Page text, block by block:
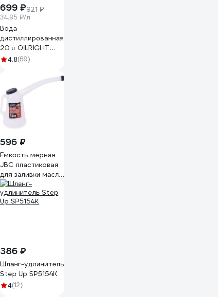
699 ₽921 ₽
34.95 ₽/л
Вода
дистиллированная
20 л OILRIGHT
5516
4.8(69)
596 ₽
Емкость мерная
JBC пластиковая
для заливки масла
1л JBC-
887C001(67366)
386 ₽
Шланг-удлинитель
Step Up SP5154K
4(12)